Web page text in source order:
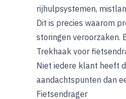
rijhulpsystemen,
Dit is precies waarom
storingen veroorzaken.
Trekhaak voor
Niet iedere klant heeft
aandachtspunten dan
Fietsendrager